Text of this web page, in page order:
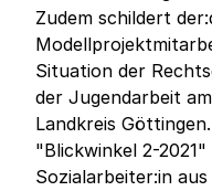
Zudem schildert
Situation der
der Jugendarbeit
Landkreis
"Blickwinkel 2-
Sozialarbeiter:in